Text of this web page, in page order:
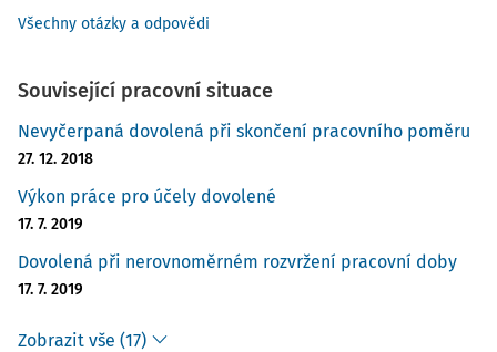
Všechny otázky a odpovědi
Související pracovní situace
Nevyčerpaná dovolená při skončení pracovního poměru
27. 12. 2018
Výkon práce pro účely dovolené
17. 7. 2019
Dovolená při nerovnoměrném rozvržení pracovní doby
17. 7. 2019
Zobrazit vše (17)